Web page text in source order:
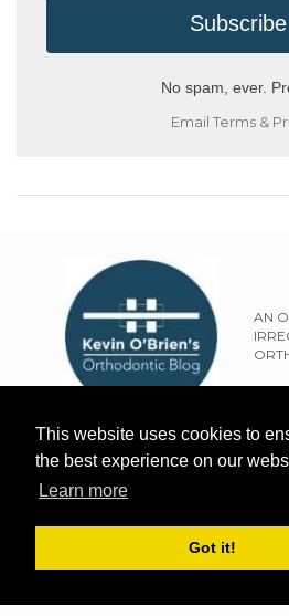
This website uses cookies to
the best experience on our
Learn more
Got it!
No spam, ever.
Email Terms&
AN
SITEMAP
TERMS OF
DISCLAIMER